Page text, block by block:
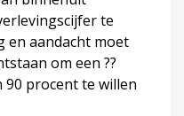
te
en aandacht moet
om een ??
procent te willen